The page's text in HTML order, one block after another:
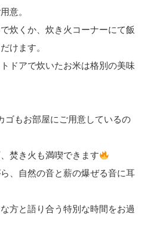
意。
炊くか、炊き火コーナーにて飯
けます。
ドアで炊いたお米は格別の美味
ゴもお部屋にご用意しているの
焚き火も満喫できます
、自然の音と薪の爆ぜる音に耳
方と語り合う特別な時間をお過